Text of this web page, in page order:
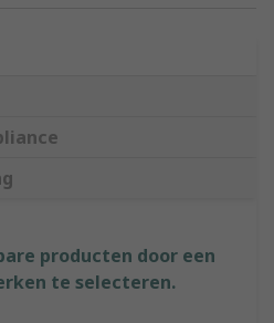
producten door een
te selecteren.